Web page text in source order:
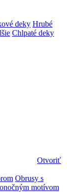
deky Hrubé
Chlpaté deky
Otvoriť
Obrusy s
motívom